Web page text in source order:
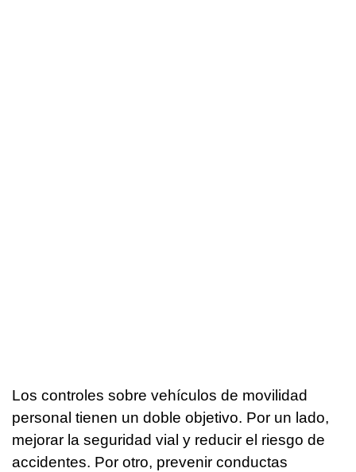
Los controles sobre vehículos de movilidad
personal tienen un doble objetivo. Por un lado,
mejorar la seguridad vial y reducir el riesgo de
accidentes. Por otro, prevenir conductas